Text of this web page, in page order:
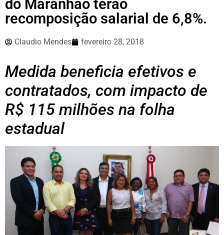
do Maranhão terão
recomposição salarial de 6,8%.
Claudio Mendes fevereiro 28, 2018
Medida beneficia efetivos e
contratados, com impacto de
R$ 115 milhões na folha
estadual